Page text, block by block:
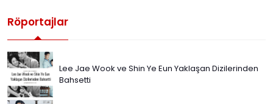
Röportajlar
Lee Jae Wook ve Shin Ye Eun Yaklaşan Dizilerinden
Bahsetti